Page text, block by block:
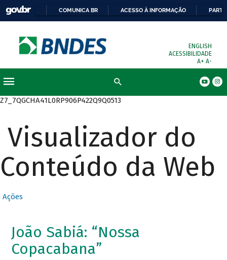
COMUNICA BR ACESSO À INFORMAÇÃO
ENGLISH
ACESSIBILIDADE
A+ A-
Z7_7QGCHA41L0RP906P422Q9Q0513
Visualizador do
Conteúdo da Web
Ações
João Sabiá: “Nossa
Copacabana”